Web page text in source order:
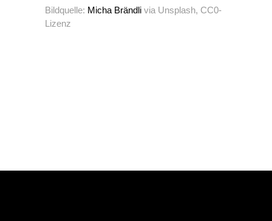
Bildquelle: Micha Brändli via Unsplash, CC0-
Lizenz